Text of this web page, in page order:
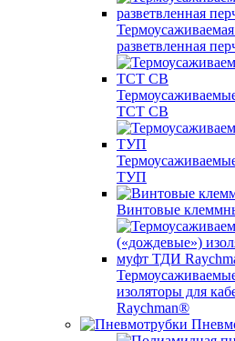
разветвленная
TCT CB
ТУП
Винтовые
изоляторы для
Raychman®